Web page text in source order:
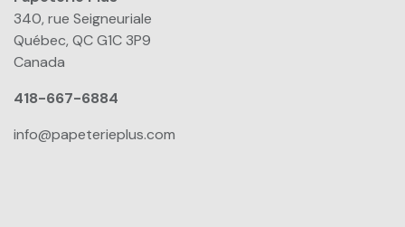
340, rue Seigneuriale
Québec, QC G1C 3P9
Canada
418-667-6884
info@papeterieplus.com